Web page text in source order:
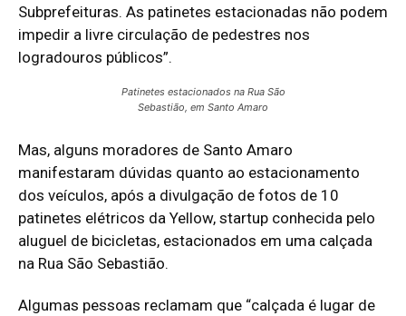
Subprefeituras. As patinetes estacionadas não podem
impedir a livre circulação de pedestres nos
logradouros públicos”.
Patinetes estacionados na Rua São
Sebastião, em Santo Amaro
Mas, alguns moradores de Santo Amaro
manifestaram dúvidas quanto ao estacionamento
dos veículos, após a divulgação de fotos de 10
patinetes elétricos da Yellow, startup conhecida pelo
aluguel de bicicletas, estacionados em uma calçada
na Rua São Sebastião.
Algumas pessoas reclamam que “calçada é lugar de